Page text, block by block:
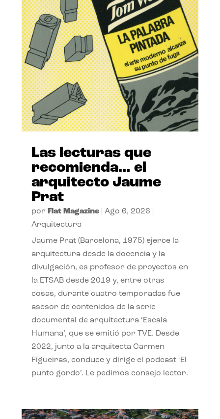
Las lecturas que
recomienda… el
arquitecto Jaume
Prat
por Flat Magazine| Ago 6, 2026
Arquitectura
Jaume Prat (Barcelona, 1975) ejerce la
arquitectura desde la docencia y la
divulgación, es profesor de proyectos en
la ETSAB desde 2019 y, entre otras
cosas, durante cuatro temporadas fue
asesor de contenidos de la serie
documental de arquitectura ‘Escala
Humana’, que se emitió por TVE. Desde
2022, junto a la arquitecta Carmen
Figueiras, conduce y dirige el podcast ‘El
punto gordo’. Le pedimos consejo lector.